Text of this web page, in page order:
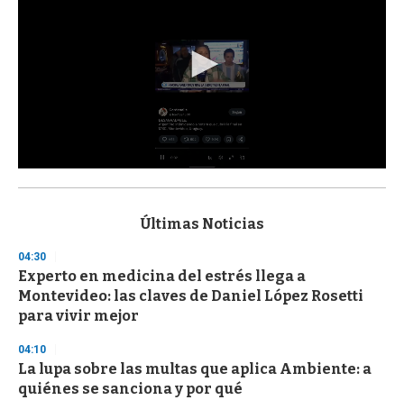
s
d
s
o
f
3
s
e
c
o
Últimas Noticias
04:30
Experto en medicina del estrés llega a
Montevideo: las claves de Daniel López Rosetti
para vivir mejor
04:10
La lupa sobre las multas que aplica Ambiente: a
quiénes se sanciona y por qué